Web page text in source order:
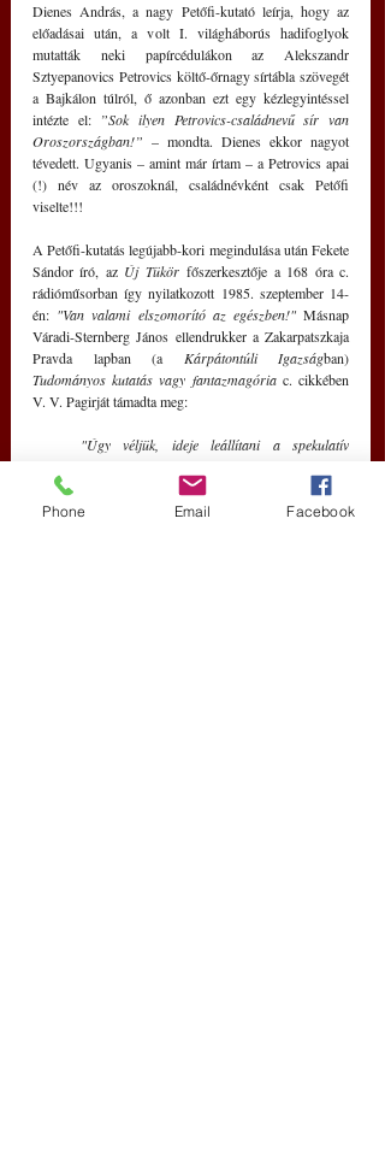
Dienes András, a nagy Petőfi-kutató leírja, hogy az
előadásai után, a volt I. világháborús hadifoglyok
mutatták neki papírcédulákon az Alekszandr
Sztyepanovics Petrovics költő-őrnagy sírtábla szövegét
a Bajkálon túlról, ő azonban ezt egy kézlegyintéssel
intézte el: ”Sok ilyen Petrovics-családnevű sír van
Oroszországban!” – mondta. Dienes ekkor nagyot
tévedett. Ugyanis – amint már írtam – a Petrovics apai
(!) név az oroszoknál, családnévként csak Petőfi
viselte!!!
A Petőfi-kutatás legújabb-kori megindulása után Fekete
Sándor író, az Új Tükör főszerkesztője a 168 óra c.
rádióműsorban így nyilatkozott 1985. szeptember 14-
én: "Van valami elszomorító az egészben!" Másnap
Váradi-Sternberg János ellendrukker a Zakarpatszkaja
Pravda lapban (a Kárpátontúli Igazság
Tudományos kutatás vagy fantazmagória c. cikkében
V. V. Pagirját támadta meg:
"Úgy véljük, ideje leállítani a spekulatív
kapcsolatban, amelyek lealacsonyítják az
emlékét... Az exhumálás természetesen
Phone Email Facebook